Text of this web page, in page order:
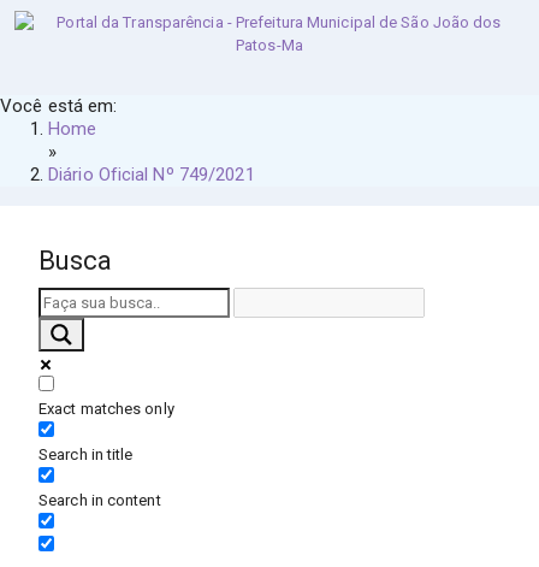
Você está em:
Home
»
Diário Oficial Nº 749/2021
Busca
Exact matches only
Search in title
Search in content